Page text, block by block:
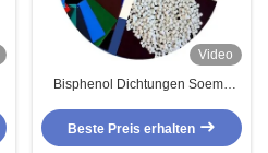
Video
Bisphenol Dichtungen Soems
Fluoroelastomer mit hoher Dichte
Kraftstoffschläuche
Beste Preis erhalten